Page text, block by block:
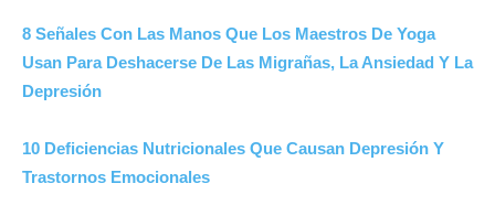
8 Señales Con Las Manos Que Los Maestros De Yoga
Usan Para Deshacerse De Las Migrañas, La Ansiedad Y La
Depresión
10 Deficiencias Nutricionales Que Causan Depresión Y
Trastornos Emocionales